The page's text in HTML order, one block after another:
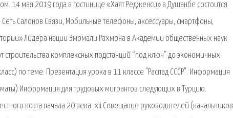
14 мая 2019 года в гостинице «Хаят Редженси» в Душанбе состоится
Салонов Связи, Мобильные телефоны, аксессуары, смартфоны,
Лидера нации Эмомали Рахмона в Академии общественных наук
строительства комплексных подстанций “под ключ” до экономичных
по теме: Презентация урока в 11 классе "Распад СССР". Информация
Информация для трудовых мигрантов следующих в Турцию.
поэта начала 20 века. xii Совещание руководителей (начальников